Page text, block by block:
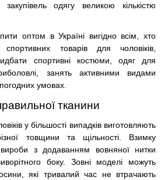
одягу великою кількістю
оптом в Україні вигідно всім, хто
товарів для чоловіків,
спортивні костюми, одяг для
занять активними видами
умовах.
тканини
у більшості випадків виготовляють
товщини та щільності. Взимку
з додаванням вовняної нитки
боку. Зовні моделі можуть
які тривалий час не втрачають